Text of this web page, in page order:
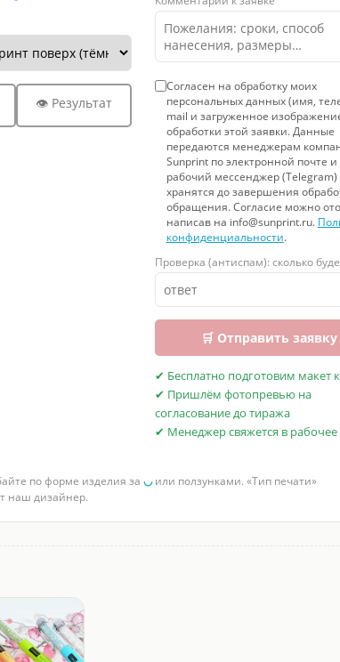
👁 Результат
Согласен на обработку моих
персональных данных (имя,
mail и загруженное
обработки этой заявки. Данные
передаются менеджерам
Sunprint по электронной почте и
рабочий мессенджер (Telegram)
хранятся до завершения
обращения. Согласие можно
написав на info@sunprint.ru.
конфиденциальности.
Проверка (антиспам): сколько
🛒 Отправить заявку
✔ Бесплатно подготовим макет
✔ Пришлём фотопревью на
согласование до тиража
✔ Менеджер свяжется в рабочее
по форме изделия за ◡или ползунками. «Тип печати»
наш дизайнер.